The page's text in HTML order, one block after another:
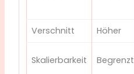
Verschnitt
Höher
Skalierbarkeit Begrenzt